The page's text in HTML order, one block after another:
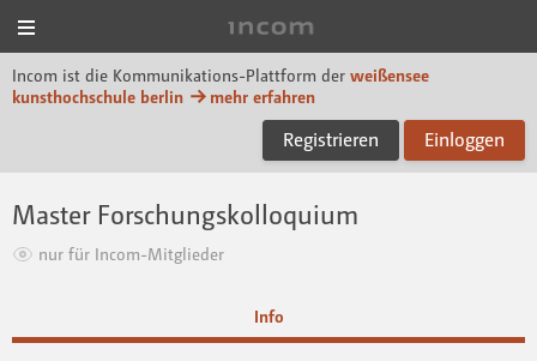
Incom ist die Kommunikations-Plattform der weißensee
kunsthochschule berlin
mehr erfahren
Registrieren Einloggen
Master Forschungskolloquium
nur für Incom-Mitglieder
Info